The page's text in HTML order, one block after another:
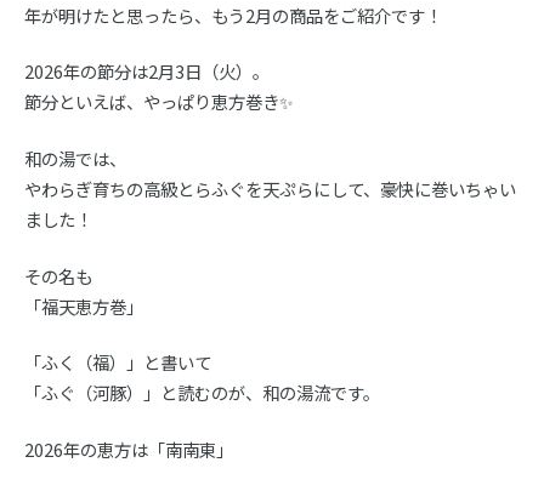
年が明けたと思ったら、もう2月の商品をご紹介です！
2026年の節分は2月3日（火）。
節分といえば、やっぱり恵方巻き✨
和の湯では、
やわらぎ育ちの高級とらふぐを天ぷらにして、豪快に巻いちゃい
ました！
その名も
「福天恵方巻」
「ふく（福）」と書いて
「ふぐ（河豚）」と読むのが、和の湯流です。
2026年の恵方は「南南東」